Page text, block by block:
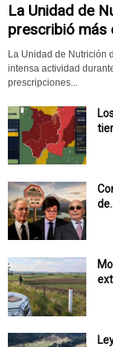
La Unidad de
prescribió más
La Unidad de Nutrición
intensa actividad
prescripciones...